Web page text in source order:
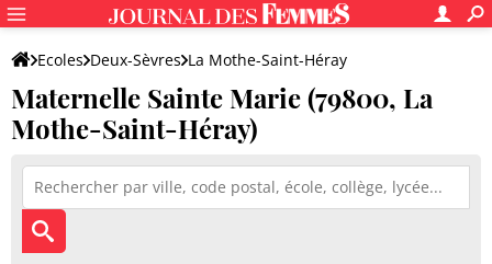
Ecoles Deux-Sèvres La Mothe-Saint-Héray
Maternelle Sainte Marie
Maternelle Sainte Marie (79800, La
Mothe-Saint-Héray)